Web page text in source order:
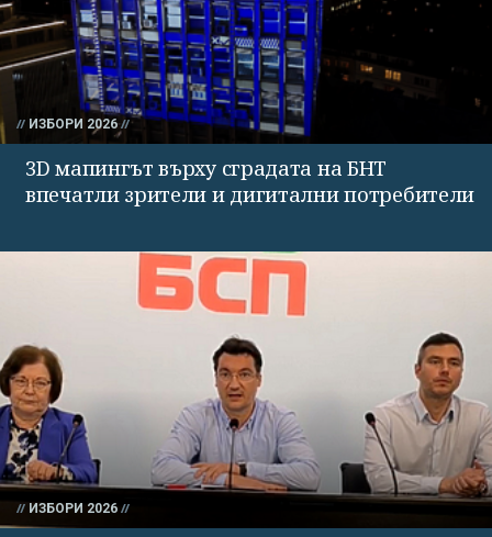
ИЗБОРИ 2026
3D мапингът върху сградата на БНТ
впечатли зрители и дигитални потребители
ИЗБОРИ 2026